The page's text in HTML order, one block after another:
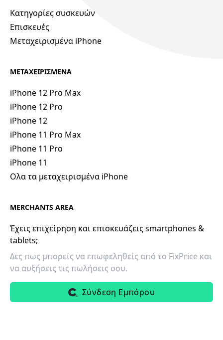
Κατηγορίες συσκευών
Επισκευές
Μεταχειρισμένα iPhone
ΜΕΤΑΧΕΙΡΙΣΜΕΝΑ
iPhone 12 Pro Max
iPhone 12 Pro
iPhone 12
iPhone 11 Pro Max
iPhone 11 Pro
iPhone 11
Ολα τα μεταχειρισμένα iPhone
MERCHANTS AREA
Έχεις επιχείρηση και επισκευάζεις smartphones &
tablets;
Δες πως μπορείς να επωφεληθείς από το FixPrice και
να αυξήσεις τις πωλήσεις σου.
Σύνδεση Εμπόρου